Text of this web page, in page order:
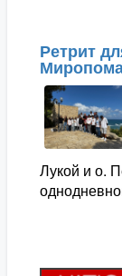
Ретрит
Лукой и о.